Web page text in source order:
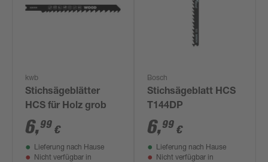
kwb
Stichsägeblätter
HCS für Holz grob
6,99 €
Lieferung nach Hause
Nicht verfügbar in
Bosch
Stichsägeblatt HCS
T144DP
6,99 €
Lieferung nach Hause
Nicht verfügbar in